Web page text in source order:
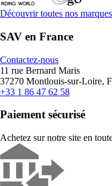
Découvrir toutes nos marques
SAV en France
Contactez-nous
11 rue Bernard Maris
37270 Montlouis-sur-Loire,
+33 1 86 47 62 58
Paiement sécurisé
Achetez sur notre site en